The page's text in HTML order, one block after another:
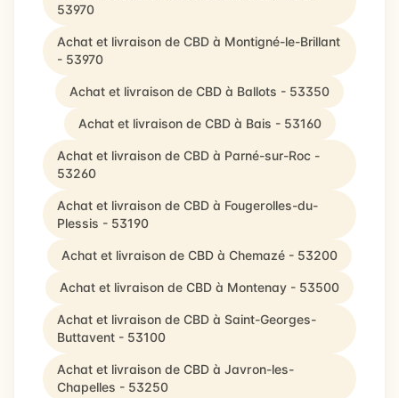
53970
Achat et livraison de CBD à Montigné-le-Brillant
- 53970
Achat et livraison de CBD à Ballots - 53350
Achat et livraison de CBD à Bais - 53160
Achat et livraison de CBD à Parné-sur-Roc -
53260
Achat et livraison de CBD à Fougerolles-du-
Plessis - 53190
Achat et livraison de CBD à Chemazé - 53200
Achat et livraison de CBD à Montenay - 53500
Achat et livraison de CBD à Saint-Georges-
Buttavent - 53100
Achat et livraison de CBD à Javron-les-
Chapelles - 53250